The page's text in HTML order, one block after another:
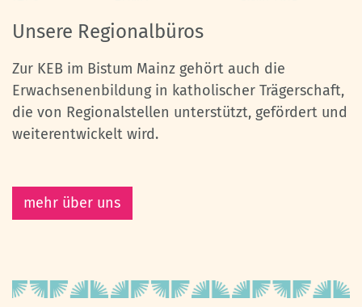
Unsere Regionalbüros
Zur KEB im Bistum Mainz gehört auch die
Erwachsenenbildung in katholischer Trägerschaft,
die von Regionalstellen unterstützt, gefördert und
weiterentwickelt wird.
mehr über uns